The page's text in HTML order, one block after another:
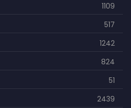
1109
517
1242
824
51
2439